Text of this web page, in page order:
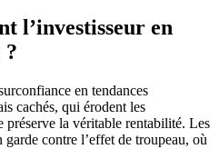
l’investisseur en
?
en tendances
cachés, qui érodent les
préserve la véritable rentabilité. Les
contre l’effet de troupeau, où